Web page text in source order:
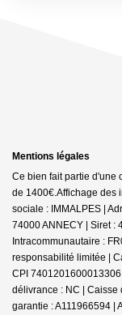
Mentions légales
Ce bien fait partie d'une
de 1400€. Affichage des
sociale : IMMALPES |
74000 ANNECY | Siret :
Intracommunautaire :
responsabilité limitée |
CPI
délivrance : NC | Caisse
garantie : A111966594 |